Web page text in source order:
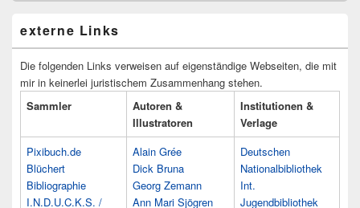
externe Links
Die folgenden Links verweisen auf eigenständige Webseiten, die mit
mir in keinerlei juristischem Zusammenhang stehen.
Sammler
Autoren &
Illustratoren
Institutionen &
Verlage
Pixibuch.de
Blüchert
Bibliographie
I.N.D.U.C.K.S. /
Alain Grée
Dick Bruna
Georg Zemann
Ann Mari Sjögren
Deutschen
Nationalbibliothek
Int.
Jugendbibliothek